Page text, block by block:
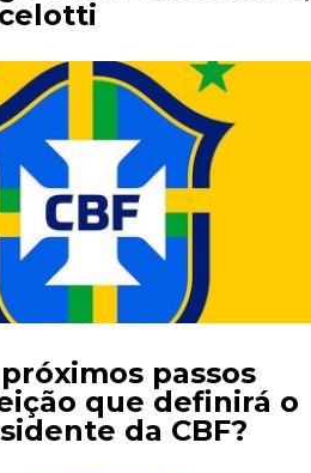
passos
que definirá o
da CBF?